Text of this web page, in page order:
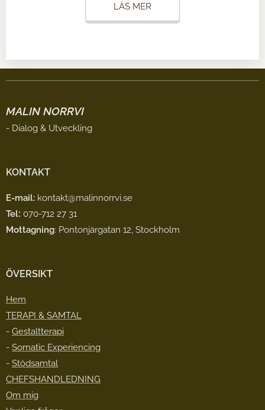
LÄS MER
MALIN NORRVI
- Dialog & Utveckling
KONTAKT
E-mail: kontakt@malinnorrvi.se
Tel: 070-712 27 31
Mottagning: Pontonjärgatan 12, Stockholm
ÖVERSIKT
Hem
TERAPI & SAMTAL
- Gestaltterapi
- Somatic Experiencing
- Stödsamtal
CHEFSHANDLEDNING
Om mig